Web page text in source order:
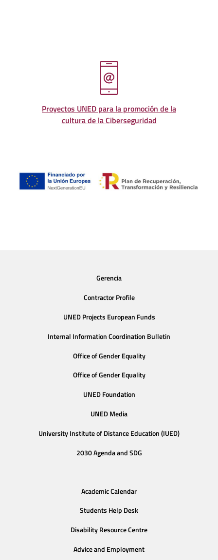
Proyectos UNED para la promoción de la
cultura de la Ciberseguridad
Gerencia
Contractor Profile
UNED Projects European Funds
Internal Information Coordination Bulletin
Office of Gender Equality
Office of Gender Equality
UNED Foundation
UNED Media
University Institute of Distance Education (IUED)
2030 Agenda and SDG
Academic Calendar
Students Help Desk
Disability Resource Centre
Advice and Employment